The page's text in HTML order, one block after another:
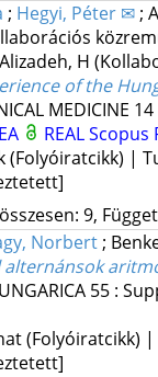
; Hegyi, Péter ✉;
Alizadeh, H
of the
MEDICINE 14
REALScopus
(Folyóiratcikk) |
9,
Norbert;
55:
(Folyóiratcikk)